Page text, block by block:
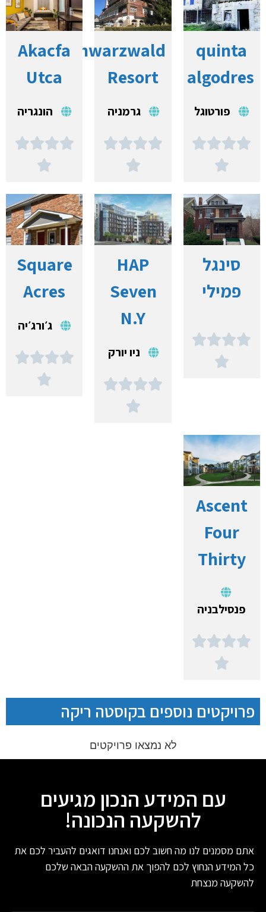
quinta
algodres
פורטוגל





Schwarzwald
Resort
גרמניה





Akacfa
Utca
הונגריה





סינגל
פמילי





HAP
Seven
N.Y
ניו יורק





Square
Acres
ג׳ורג׳יה





Ascent
Four
Thirty
פנסילבניה





פרויקטים נוספים בקוסטה ריקה
לא נמצאו פרויקטים
עם המידע הנכון מגיעים
להשקעה הנכונה!
אתם מסמנים לנו מה חשוב לכם ואנחנו דואגים להעביר לכם את
כל המידע הנחוץ לכם להפוך את ההשקעה הבאה שלכם
להשקעה מנצחת